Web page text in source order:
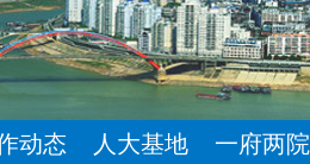
动态 人大基地 一府两院